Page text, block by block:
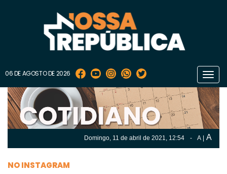
06 DE AGOSTO DE 2026
Domingo, 11 de abril de 2021, 12:54 - A A
NO INSTAGRAM